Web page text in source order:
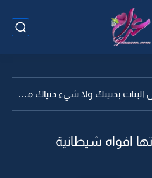
رواية تقول البنات بدنيتك ولا شيء دنياك ماتسوى بليا العذاري...
افواه شيطانية